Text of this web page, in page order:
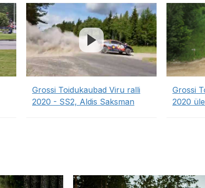
Grossi Toidukaubad Viru ralli
2020 - SS2, Aldis Saksman
Grossi
2020